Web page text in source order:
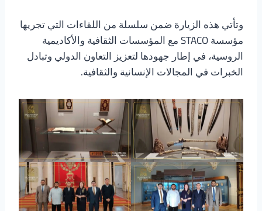
وتأتي هذه الزيارة ضمن سلسلة من اللقاءات التي تجريها
مؤسسة STACO مع المؤسسات الثقافية والأكاديمية
الروسية، في إطار جهودها لتعزيز التعاون الدولي وتبادل
الخبرات في المجالات الإنسانية والثقافية.